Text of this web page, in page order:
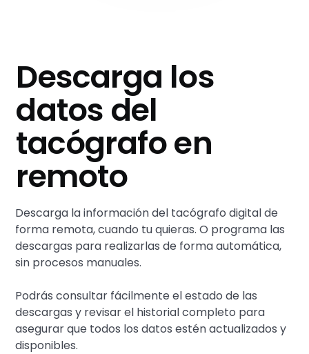
Descarga los
datos del
tacógrafo en
remoto
Descarga la información del tacógrafo digital de
forma remota, cuando tu quieras. O programa las
descargas para realizarlas de forma automática,
sin procesos manuales.
Podrás consultar fácilmente el estado de las
descargas y revisar el historial completo para
asegurar que todos los datos estén actualizados y
disponibles.